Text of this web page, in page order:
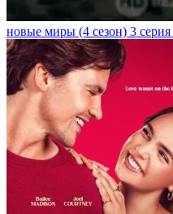
новые миры (4 сезон) 3 серия